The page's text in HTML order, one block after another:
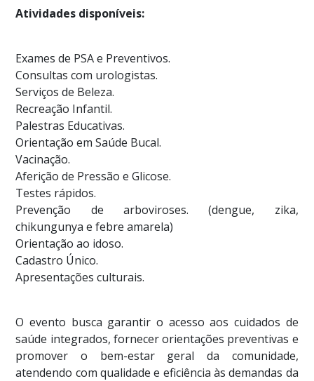
Atividades disponíveis:
Exames de PSA e Preventivos.
Consultas com urologistas.
Serviços de Beleza.
Recreação Infantil.
Palestras Educativas.
Orientação em Saúde Bucal.
Vacinação.
Aferição de Pressão e Glicose.
Testes rápidos.
Prevenção de arboviroses. (dengue, zika,
chikungunya e febre amarela)
Orientação ao idoso.
Cadastro Único.
Apresentações culturais.
O evento busca garantir o acesso aos cuidados de
saúde integrados, fornecer orientações preventivas e
promover o bem-estar geral da comunidade,
atendendo com qualidade e eficiência às demandas da